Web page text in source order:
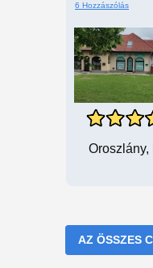
6 Hozzászólás
Oroszlány,
AZ ÖSSZES